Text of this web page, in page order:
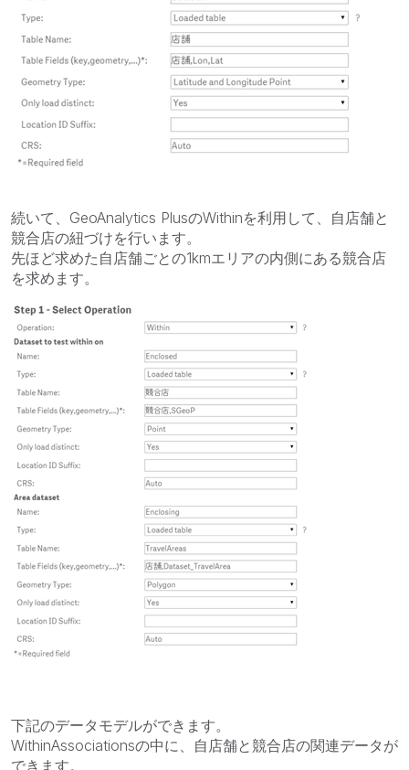
続いて、GeoAnalytics PlusのWithinを利用して、自店舗と
競合店の紐づけを行います。
先ほど求めた自店舗ごとの1kmエリアの内側にある競合店
を求めます。
下記のデータモデルができます。
WithinAssociationsの中に、自店舗と競合店の関連データが
できます。